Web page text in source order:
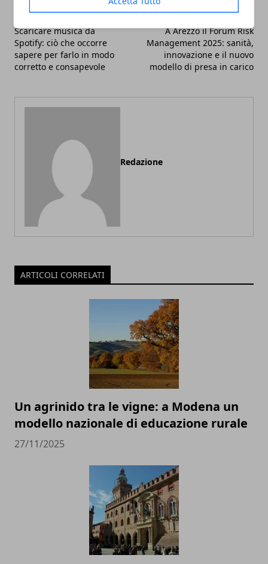
Articolo Precedente
Scaricare musica da
Spotify: ciò che occorre
sapere per farlo in modo
corretto e consapevole
Articolo Successivo
A Arezzo il Forum Risk
Management 2025: sanità,
innovazione e il nuovo
modello di presa in carico
Redazione
ARTICOLI CORRELATI
Un agrinido tra le vigne: a Modena un
modello nazionale di educazione rurale
27/11/2025